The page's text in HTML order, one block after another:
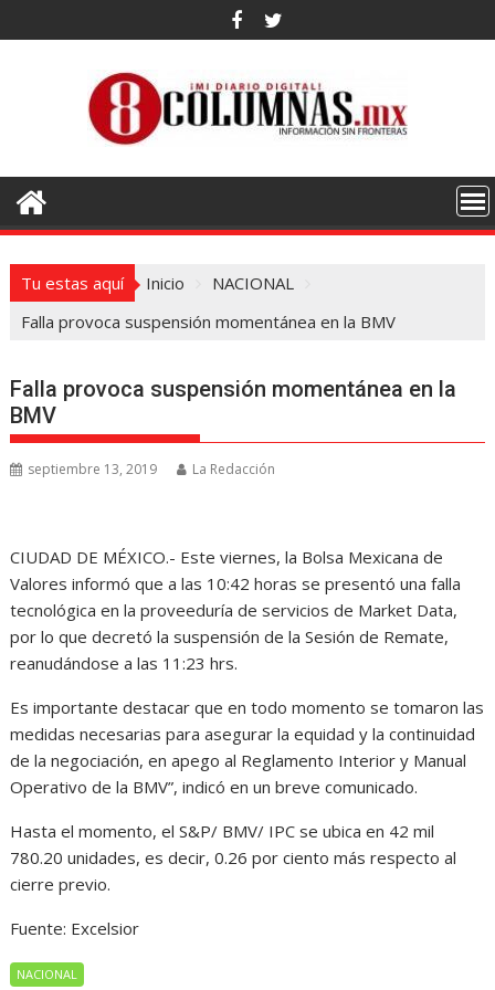
al
Tu estas aquí Inicio
NACIONAL
Falla provoca suspensión momentánea en la BMV
Falla provoca suspensión momentánea en la
BMV
septiembre 13, 2019 La Redacción
CIUDAD DE MÉXICO.- Este viernes, la Bolsa Mexicana de
Valores informó que a las 10:42 horas se presentó una falla
tecnológica en la proveeduría de servicios de Market Data,
por lo que decretó la suspensión de la Sesión de Remate,
reanudándose a las 11:23 hrs.
Es importante destacar que en todo momento se tomaron las
medidas necesarias para asegurar la equidad y la continuidad
de la negociación, en apego al Reglamento Interior y Manual
Operativo de la BMV”, indicó en un breve comunicado.
Hasta el momento, el S&P/ BMV/ IPC se ubica en 42 mil
780.20 unidades, es decir, 0.26 por ciento más respecto al
cierre previo.
Fuente: Excelsior
NACIONAL